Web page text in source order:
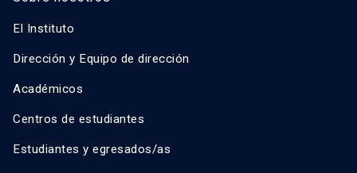
El Instituto
Dirección y Equipo de dirección
Académicos
Centros de estudiantes
Estudiantes y egresados/as